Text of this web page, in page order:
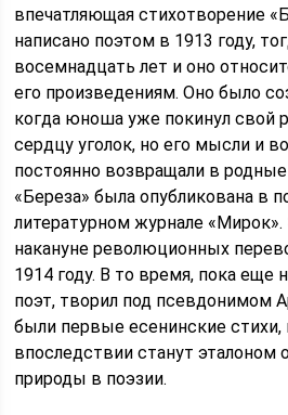
впечатляющая стихотворение
написано поэтом в 1913 году,
восемнадцать лет и оно
его произведениям. Оно было
когда юноша уже покинул свой
сердцу уголок, но его мысли и
постоянно возвращали в
«Береза» была опубликована в
литературном журнале
накануне революционных
1914 году. В то время, пока еще
поэт, творил под псевдонимом
были первые есенинские
впоследствии станут эталоном
природы в поэзии.